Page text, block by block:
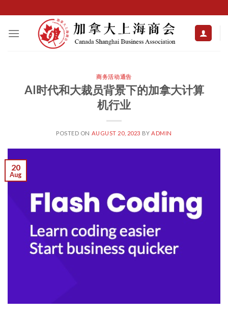
to
content
商务活动通告
AI时代和大裁员背景下的加拿大计算
机行业
POSTED ON AUGUST 20, 2023 BY ADMIN
20
Aug